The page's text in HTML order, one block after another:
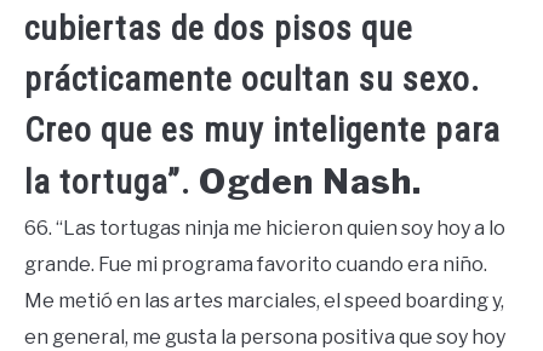
cubiertas de dos pisos que
prácticamente ocultan su sexo.
Creo que es muy inteligente para
la tortuga”. Ogden Nash.
66. “Las tortugas ninja me hicieron quien soy hoy a lo
grande. Fue mi programa favorito cuando era niño.
Me metió en las artes marciales, el speed boarding y,
en general, me gusta la persona positiva que soy hoy